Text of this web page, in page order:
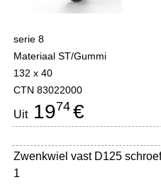
serie 8
Materiaal ST/Gummi
132 x 40
CTN 83022000
Uit1974 €
Zwenkwiel vast D125
1